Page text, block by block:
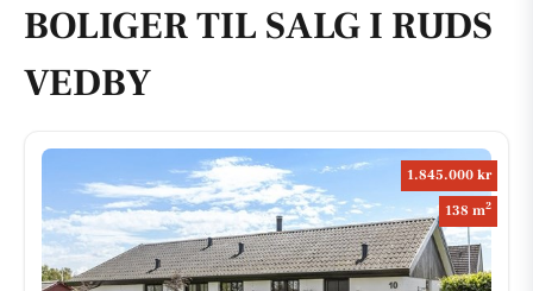
BOLIGER TIL SALG I RUDS
VEDBY
1.845.000 kr
138 m2